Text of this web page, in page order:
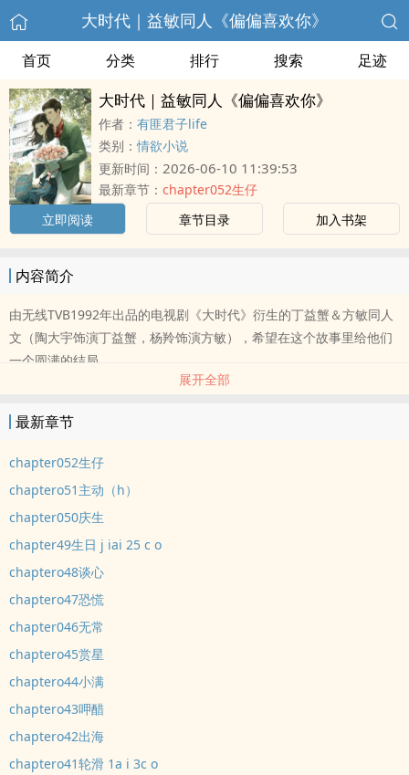
大时代｜益敏同人《偏偏喜欢你》
首页 分类 排行 搜索 足迹
大时代｜益敏同人《偏偏喜欢你》
作者： 有匪君子life
类别：情欲小说
更新时间： 2026-06-10 11:39:53
最新章节： chapter052生仔
立即阅读
章节目录 加入书架
内容简介
由无线TVB1992年出品的电视剧《大时代》衍生的丁益蟹＆方敏同人
文（陶大宇饰演丁益蟹，杨羚饰演方敏），希望在这个故事里给他们
一个圆满的结局。
展开全部
最新章节
chapter052生仔
chaptero51主动（h）
chapter050庆生
chapter49生日 j iai 25 c o
chaptero48谈心
chaptero47恐慌
chapter046无常
chaptero45赏星
chaptero44小满
chaptero43呷醋
chaptero42出海
chaptero41轮滑 1a i 3c o